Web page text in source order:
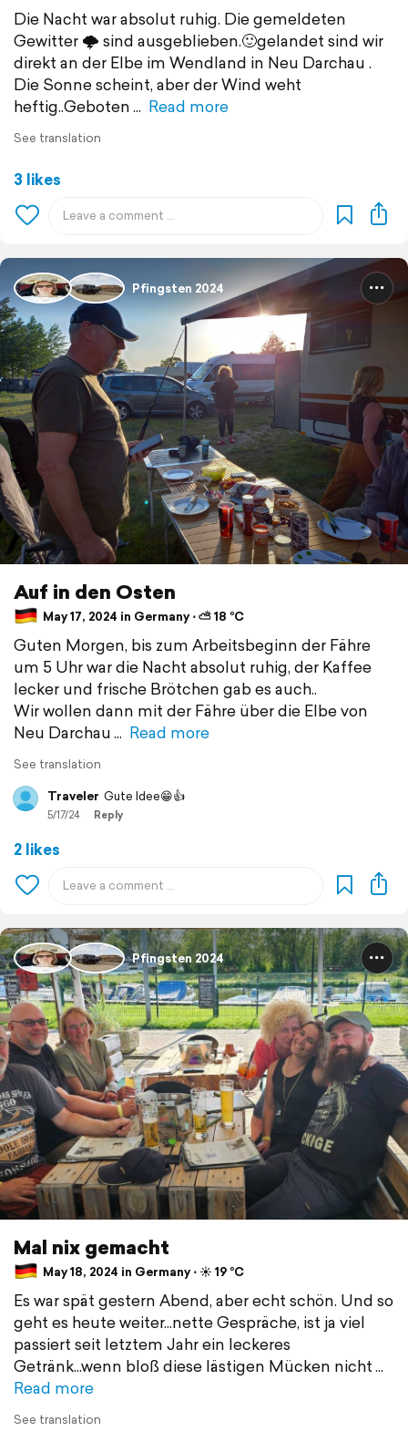
Die Nacht war absolut ruhig. Die gemeldeten
Gewitter 🌩 sind ausgeblieben.🙂gelandet sind wir
direkt an der Elbe im Wendland in Neu Darchau .
Die Sonne scheint, aber der Wind weht
heftig..Geboten
Read more
See translation
3 likes
Pfingsten 2024
Auf in den Osten
May 17, 2024 in Germany ⋅ ⛅ 18 °C
Guten Morgen, bis zum Arbeitsbeginn der Fähre
um 5 Uhr war die Nacht absolut ruhig, der Kaffee
lecker und frische Brötchen gab es auch..
Wir wollen dann mit der Fähre über die Elbe von
Neu Darchau
Read more
See translation
Traveler Gute Idee😁👍
5/17/24 Reply
2 likes
Pfingsten 2024
Mal nix gemacht
May 18, 2024 in Germany ⋅ ☀️ 19 °C
Es war spät gestern Abend, aber echt schön. Und so
geht es heute weiter...nette Gespräche, ist ja viel
passiert seit letztem Jahr ein leckeres
Getränk...wenn bloß diese lästigen Mücken nicht
Read more
See translation